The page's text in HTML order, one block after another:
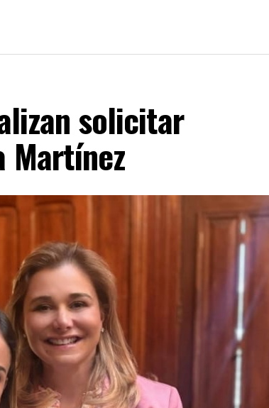
solicitar
Martínez